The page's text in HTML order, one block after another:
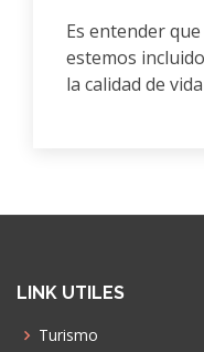
Es entender
estemos
la calidad de
LINK UTILES
Turismo